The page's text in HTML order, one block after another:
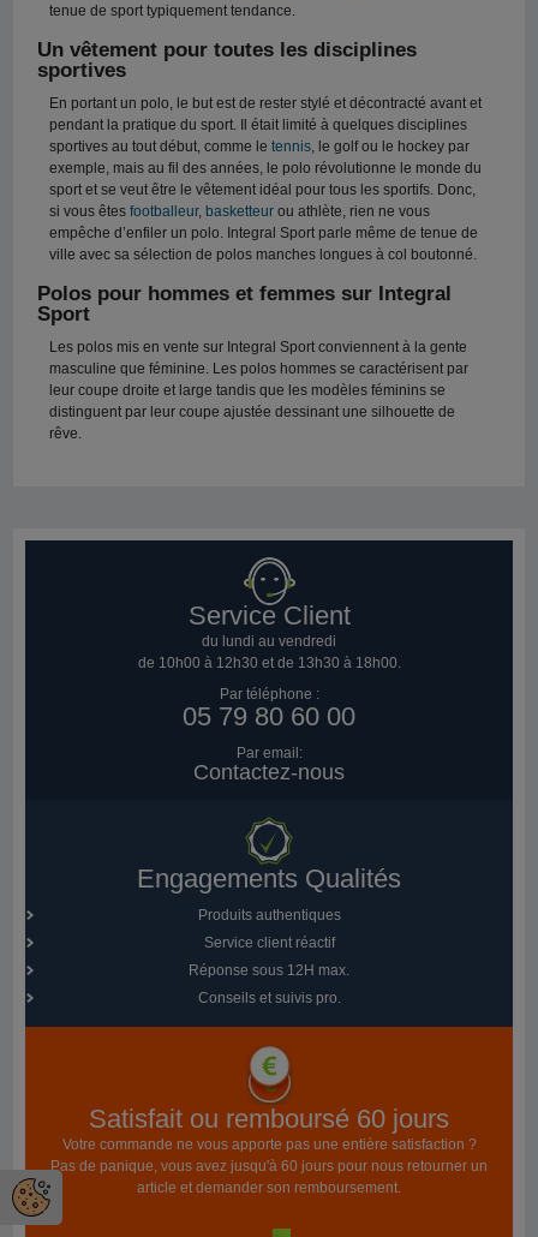
tenue de sport typiquement tendance.
Un vêtement pour toutes les disciplines
sportives
En portant un polo, le but est de rester stylé et décontracté avant et
pendant la pratique du sport. Il était limité à quelques disciplines
sportives au tout début, comme letennis, le golf ou le hockey par
exemple, mais au fil des années, le polo révolutionne le monde du
sport et se veut être le vêtement idéal pour tous les sportifs. Donc,
si vous êtesfootballeur, basketteur ou athlète, rien ne vous
empêche d’enfiler un polo. Integral Sport parle même de tenue de
ville avec sa sélection de polos manches longues à col boutonné.
Polos pour hommes et femmes sur Integral
Sport
Les polos mis en vente sur Integral Sport conviennent à la gente
masculine que féminine. Les polos hommes se caractérisent par
leur coupe droite et large tandis que les modèles féminins se
distinguent par leur coupe ajustée dessinant une silhouette de
rêve.
Service Client
du lundi au vendredi
de 10h00 à 12h30 et de 13h30 à 18h00.
Par téléphone :
05 79 80 60 00
Par email:
Contactez-nous
Engagements Qualités
Produits authentiques
Service client réactif
Réponse sous 12H max.
Conseils et suivis pro.
Satisfait ou remboursé 60 jours
Votre commande ne vous apporte pas une entière satisfaction ?
Pas de panique, vous avez jusqu'à 60 jours pour nous retourner un
article et demander son remboursement.